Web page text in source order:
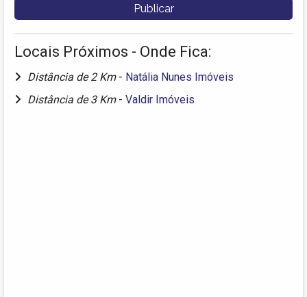
Locais Próximos - Onde Fica:
Distância de 2 Km - Natália Nunes Imóveis
Distância de 3 Km - Valdir Imóveis